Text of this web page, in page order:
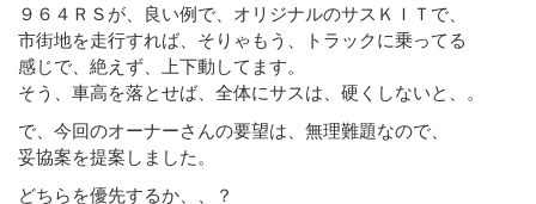
９６４ＲＳが、良い例で、オリジナルのサスＫＩＴで、
市街地を走行すれば、そりゃもう、トラックに乗ってる
感じで、絶えず、上下動してます。
そう、車高を落とせば、全体にサスは、硬くしないと、。
で、今回のオーナーさんの要望は、無理難題なので、
妥協案を提案しました。
どちらを優先するか、、？